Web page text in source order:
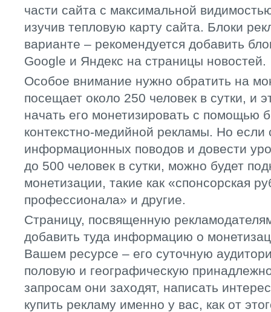
части сайта с максимальной
изучив тепловую карту сайта. Блоки
варианте – рекомендуется добавить
Google и Яндекс на страницы новостей.
Особое внимание нужно обратить на
посещает около 250 человек в сутки, и
начать его монетизировать с помощью
контекстно-медийной рекламы. Но если
информационных поводов и довести
до 500 человек в сутки, можно будет
монетизации, такие как «спонсорская
профессионала» и другие.
Страницу, посвященную
добавить туда информацию о
Вашем ресурсе – его суточную
половую и географическую
запросам они заходят, написать
купить рекламу именно у вас, как от